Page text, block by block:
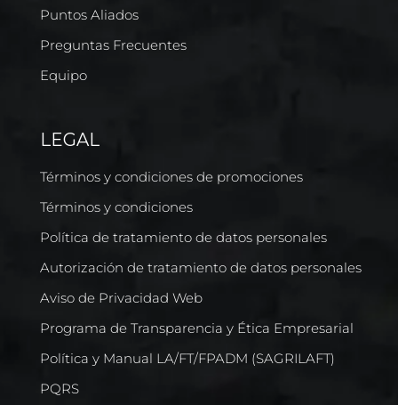
Puntos Aliados
Preguntas Frecuentes
Equipo
LEGAL
Términos y condiciones de promociones
Términos y condiciones
Política de tratamiento de datos personales
Autorización de tratamiento de datos personales
Aviso de Privacidad Web
Programa de Transparencia y Ética Empresarial
Política y Manual LA/FT/FPADM (SAGRILAFT)
PQRS